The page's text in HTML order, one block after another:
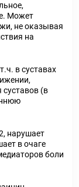
Может
не оказывая
на
в суставах
(в
нарушает
в очаге
боли